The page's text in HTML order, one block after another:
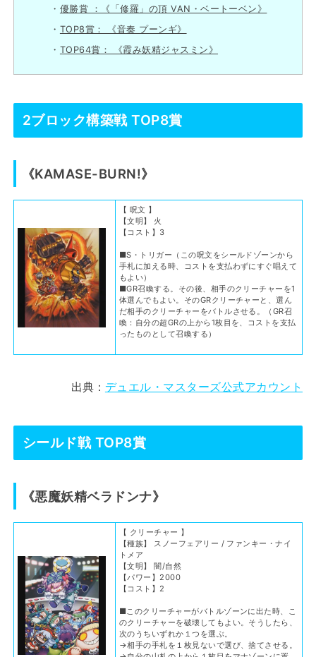
優勝賞 ：《「修羅」の頂 VAN・ベートーベン》
TOP8賞： 《音奏 プーンギ》
TOP64賞： 《霞み妖精ジャスミン》
2ブロック構築戦 TOP8賞
《KAMASE-BURN!》
【 呪文 】
【文明】 火
【コスト】3
■S・トリガー（この呪文をシールドゾーンから
手札に加える時、コストを支払わずにすぐ唱えて
もよい）
■GR召喚する。その後、相手のクリーチャーを1
体選んでもよい。そのGRクリーチャーと、選ん
だ相手のクリーチャーをバトルさせる。（GR召
喚：自分の超GRの上から1枚目を、コストを支払
ったものとして召喚する）
出典： デュエル・マスターズ公式アカウント
シールド戦 TOP8賞
《悪魔妖精ベラドンナ》
【 クリーチャー 】
【種族】 スノーフェアリー / ファンキー・ナイ
トメア
【文明】 闇/自然
【パワー】2000
【コスト】2
■このクリーチャーがバトルゾーンに出た時、こ
のクリーチャーを破壊してもよい。そうしたら、
次のうちいずれか１つを選ぶ。
→相手の手札を１枚見ないで選び、捨てさせる。